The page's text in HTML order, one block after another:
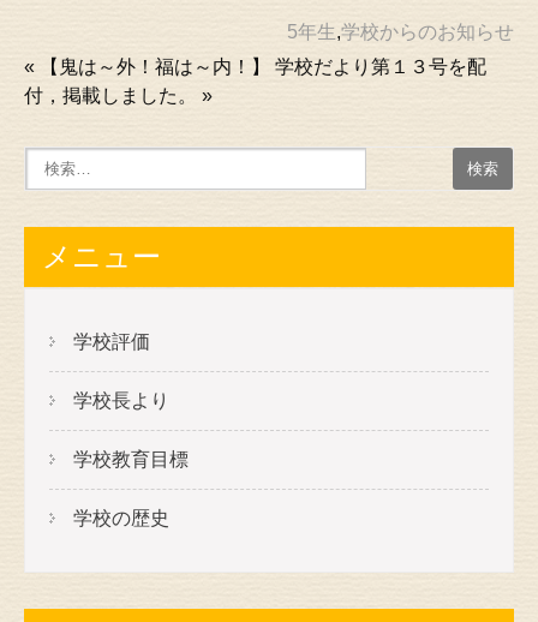
5年生,学校からのお知らせ
«
【鬼は～外！福は～内！】
学校だより第１３号を配
付，掲載しました。
»
メニュー
学校評価
学校長より
学校教育目標
学校の歴史